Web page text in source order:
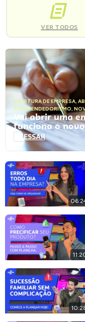
VER TODOS
ABERTURA DE EMPRESA,
EMPREENDEDORISMO,
Vai abrir uma
funciona o
ACESSAR